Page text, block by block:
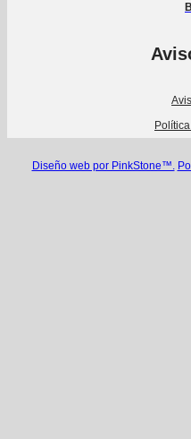
Diseño web por PinkStone™.